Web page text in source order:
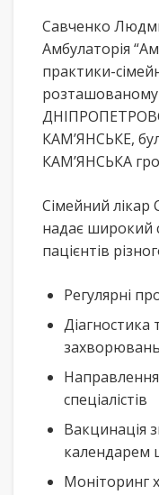
Савченко
Амбулаторія
практики-
КАМ’ЯНСЬКЕ,
КАМ’ЯНСЬКА
Сімейний
надає широкий
пацієнтів
Регулярні
Діагностика
захворювань
спеціалістів
Вакцинація
календарем
Моніторинг